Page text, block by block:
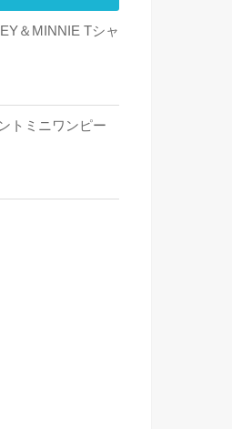
＆MINNIE Tシャ
トミニワンピー